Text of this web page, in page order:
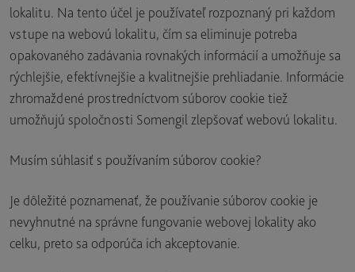
lokalitu. Na tento účel je používateľ rozpoznaný pri každom
vstupe na webovú lokalitu, čím sa eliminuje potreba
opakovaného zadávania rovnakých informácií a umožňuje sa
rýchlejšie, efektívnejšie a kvalitnejšie prehliadanie. Informácie
zhromaždené prostredníctvom súborov cookie tiež
umožňujú spoločnosti Somengil zlepšovať webovú lokalitu.
Musím súhlasiť s používaním súborov cookie?
Je dôležité poznamenať, že používanie súborov cookie je
nevyhnutné na správne fungovanie webovej lokality ako
celku, preto sa odporúča ich akceptovanie.